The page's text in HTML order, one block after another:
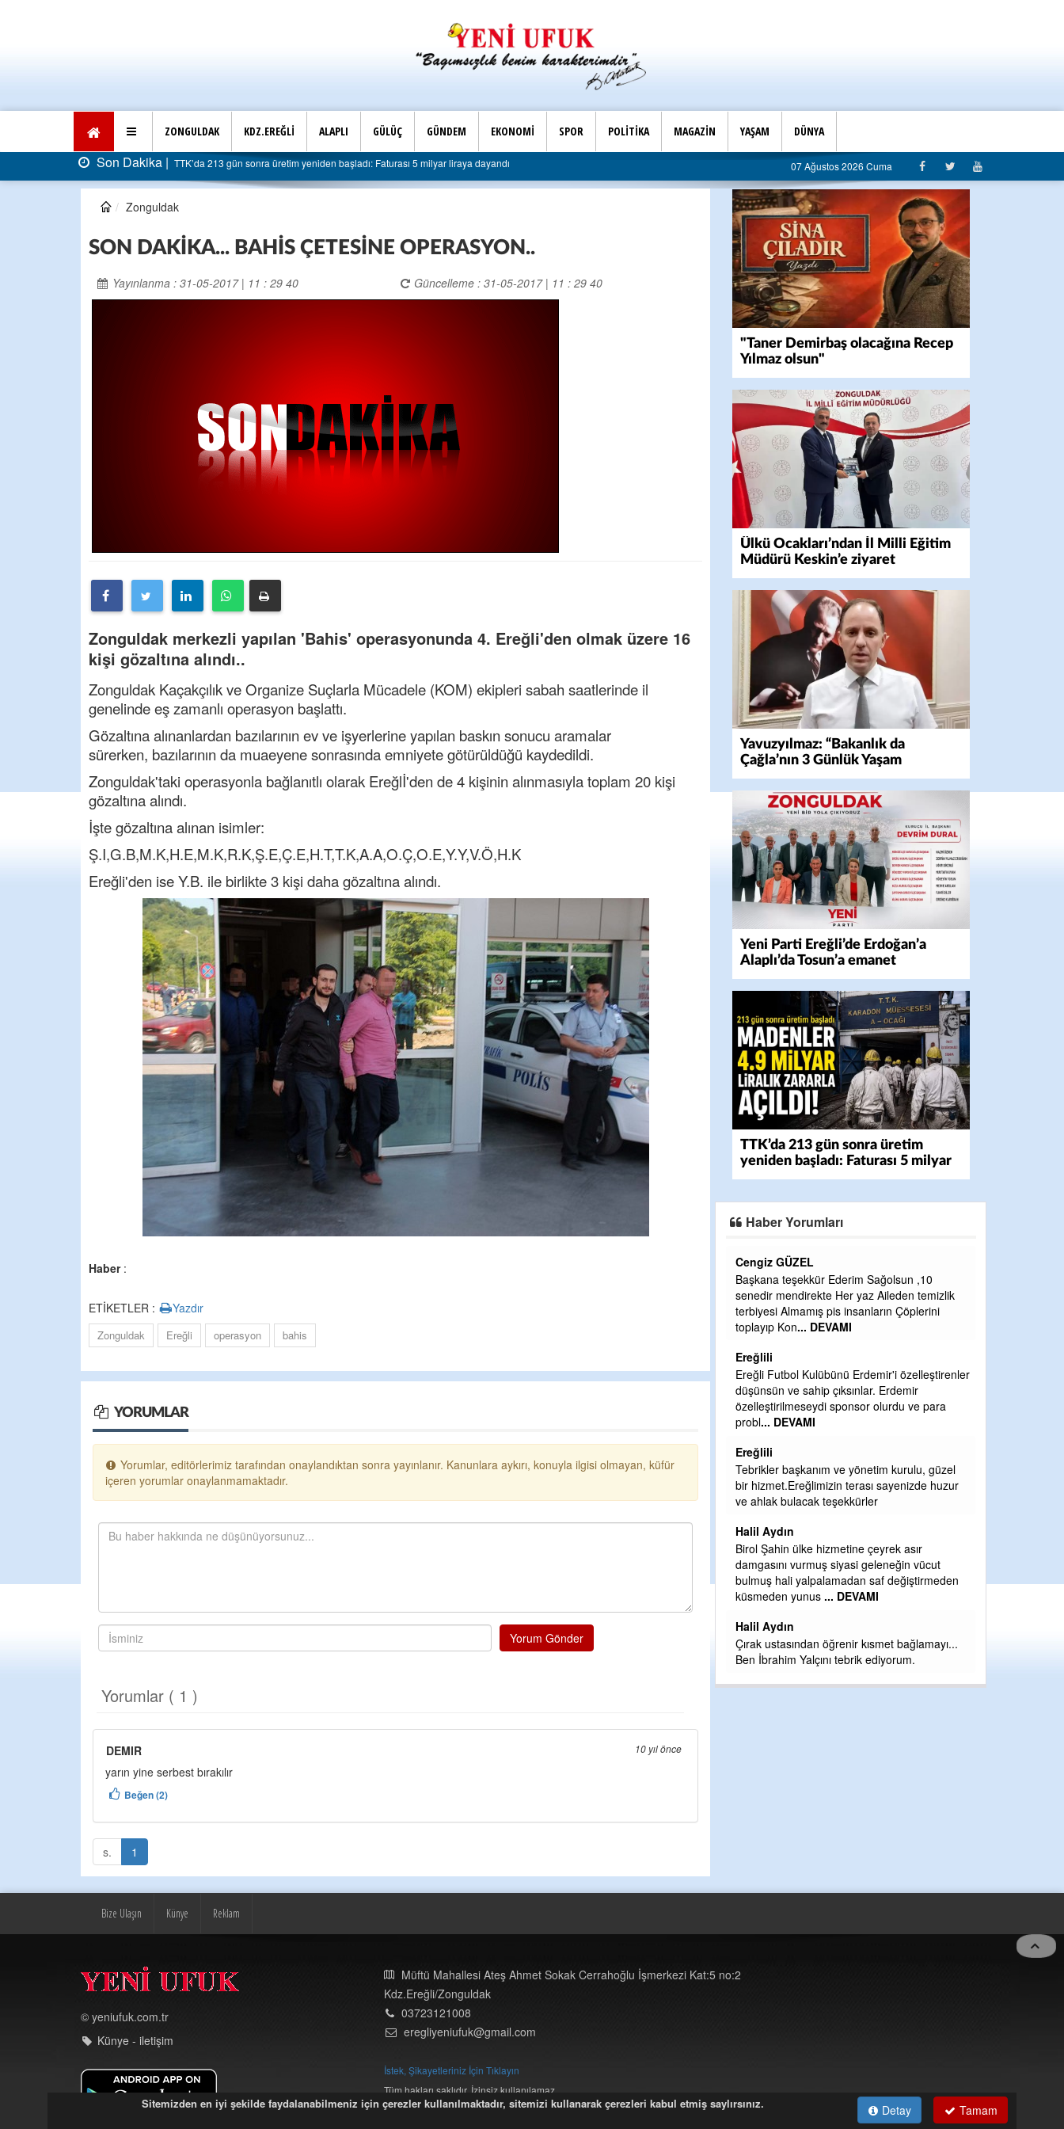
ZONGULDAK KDZ.EREĞLİ ALAPLI GÜLÜÇ GÜNDEM EKONOMİ SPOR POLİTİKA MAGAZİN YAŞAM DÜNYA
Son Dakika |TTK’da 213 gün sonra üretim yeniden başladı: Faturası 5 milyar liraya dayandı Son Dakika | AK Parti Ereğli İlçe Başkanlığı’ndan belediyeye sert eleştiri: “Algı siyaseti değil, hizmet belediyeciliği”
07 Ağustos 2026 Cuma
Zonguldak
SON DAKİKA... BAHİS ÇETESİNE OPERASYON..
Yayınlanma : 31-05-2017 | 11 : 29 40 Güncelleme : 31-05-2017 | 11 : 29 40
Zonguldak merkezli yapılan 'Bahis' operasyonunda 4. Ereğli'den olmak üzere 16
kişi gözaltına alındı..
Zonguldak Kaçakçılık ve Organize Suçlarla Mücadele (KOM) ekipleri sabah saatlerinde il
genelinde eş zamanlı operasyon başlattı.
Gözaltına alınanlardan bazılarının ev ve işyerlerine yapılan baskın sonucu aramalar
sürerken, bazılarının da muaeyene sonrasında emniyete götürüldüğü kaydedildi.
Zonguldak'taki operasyonla bağlanıtlı olarak Ereğlİ'den de 4 kişinin alınmasıyla toplam 20 kişi
gözaltına alındı.
İşte gözaltına alınan isimler:
Ş.I,G.B,M.K,H.E,M.K,R.K,Ş.E,Ç.E,H.T,T.K,A.A,O.Ç,O.E,Y.Y,V.Ö,H.K
Ereğli'den ise Y.B. ile birlikte 3 kişi daha gözaltına alındı.
Haber:
ETİKETLER : Yazdır
Zonguldak Ereğli operasyon bahis
YORUMLAR
Yorumlar, editörlerimiz tarafından onaylandıktan sonra yayınlanır. Kanunlara aykırı, konuyla ilgisi olmayan, küfür
içeren yorumlar onaylanmamaktadır.
Yorum Gönder
Yorumlar ( 1 )
DEMIR 10 yıl önce
yarın yine serbest bırakılır
Beğen (2)
s. 1
"Taner Demirbaş olacağına Recep
Yılmaz olsun"
Ülkü Ocakları’ndan İl Milli Eğitim
Müdürü Keskin’e ziyaret
Yavuzyılmaz: “Bakanlık da
Çağla’nın 3 Günlük Yaşam
Mücadelesini Yok Saydı!”
Yeni Parti Ereğli’de Erdoğan’a
Alaplı’da Tosun’a emanet
TTK’da 213 gün sonra üretim
yeniden başladı: Faturası 5 milyar
liraya dayandı
Haber Yorumları
Başkana teşekkür Ederim Sağolsun ,10
senedir mendirekte Her yaz Aileden temizlik
terbiyesi Almamış pis insanların Çöplerini
Ereğli Futbol Kulübünü Erdemir'i özelleştirenler
özelleştirilmeseydi sponsor olurdu ve para
Tebrikler başkanım ve yönetim kurulu, güzel
bir hizmet.Ereğlimizin terası sayenizde huzur
ve ahlak bulacak teşekkürler
damgasını vurmuş siyasi geleneğin vücut
bulmuş hali yalpalamadan saf değiştirmeden
Halil Aydın
Çırak ustasından öğrenir kısmet bağlamayı...
CEVDET YILMAZ
GULDERE DERE ÇALIŞMALARI, SEKIZ YIL
ÖNCE ALKAYA TARAFINDAN BAŞLATILDI,
ETRASFINDA YERLEŞİM YERI OLMAYAN
KISIMLARA DUVARLAR YAPILDI."BURADAK
Şaban yavuz
Mekanı cennet olsun kederli ailesine Rabbim
Sabri Celil ihsan eylesin
H BakiYüksel
Hak hukuk adalet işte CHP Kemal Kılıçdaroğlu
babaocağı
Yeni parti için ereğli ilçe teşkilatımızı merak
eder dururken asıl merakımız halk
kahramanlarımız ereğli aşkı ile yanıp tutuşan
eeeğ... DEVAMI
Bize Ulaşın Künye Reklam
© yeniufuk.com.tr
Künye - iletişim
Müftü Mahallesi Ateş Ahmet Sokak Cerrahoğlu İşmerkezi Kat:5 no:2
Kdz.Ereğli/Zonguldak
03723121008
eregliyeniufuk@gmail.com
İstek, Şikayetleriniz İçin Tıklayın
Tüm hakları saklıdır. İzinsiz kullanılamaz.
Sitemizden en iyi şekilde faydalanabilmeniz için çerezler kullanılmaktadır, sitemizi kullanarak çerezleri kabul etmiş saylırsınız. Detay Tamam